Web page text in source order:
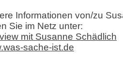
Informationen von/zu
Sie im Netz unter:
mit Susanne Schädlich
sache-ist.de